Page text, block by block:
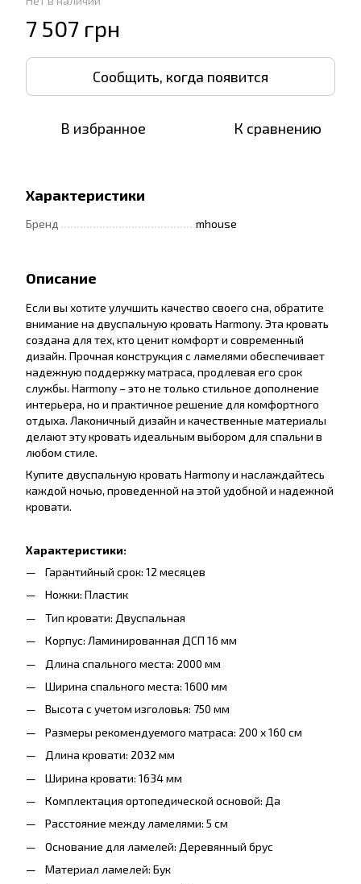
7 507 грн
Сообщить, когда появится
В избранное К сравнению
Характеристики
Бренд mhouse
Описание
Если вы хотите улучшить качество своего сна, обратите
внимание на двуспальную кровать Harmony. Эта кровать
создана для тех, кто ценит комфорт и современный
дизайн. Прочная конструкция с ламелями обеспечивает
надежную поддержку матраса, продлевая его срок
службы. Harmony – это не только стильное дополнение
интерьера, но и практичное решение для комфортного
отдыха. Лаконичный дизайн и качественные материалы
делают эту кровать идеальным выбором для спальни в
любом стиле.
Купите двуспальную кровать Harmony и наслаждайтесь
каждой ночью, проведенной на этой удобной и надежной
кровати.
Характеристики:
Гарантийный срок: 12 месяцев
Ножки: Пластик
Тип кровати: Двуспальная
Корпус: Ламинированная ДСП 16 мм
Длина спального места: 2000 мм
Ширина спального места: 1600 мм
Высота с учетом изголовья: 750 мм
Размеры рекомендуемого матраса: 200 x 160 см
Длина кровати: 2032 мм
Ширина кровати: 1634 мм
Комплектация ортопедической основой: Да
Расстояние между ламелями: 5 см
Основание для ламелей: Деревянный брус
Материал ламелей: Бук